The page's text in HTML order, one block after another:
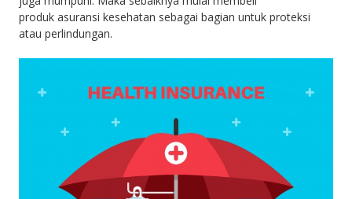
produk asuransi kesehatan sebagai bagian untuk proteksi
atau perlindungan.